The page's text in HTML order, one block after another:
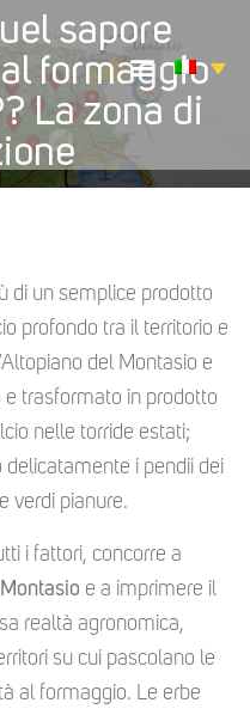
sapore
formaggio
La zona di
di un semplice prodotto
profondo tra il territorio e
del Montasio e
e trasformato in prodotto
nelle torride estati;
delicatamente i pendii dei
verdi pianure.
i fattori, concorre a
e a imprimere il
realtà agronomica,
su cui pascolano le
al formaggio. Le erbe